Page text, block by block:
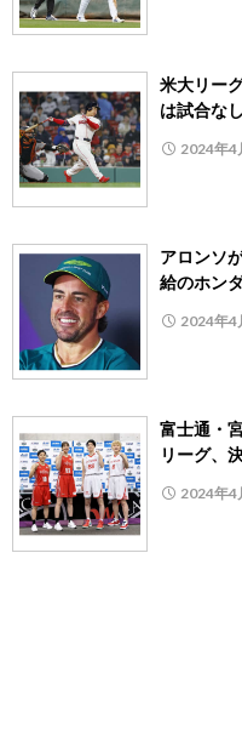
米大リー
は試合なし
2024年4
アロンソ
給のホン
2024年4
富士通・
リーグ、
2024年4